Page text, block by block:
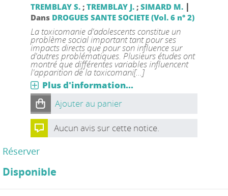
TREMBLAY S.; TREMBLAY J.; SIMARD M. |
Dans DROGUES SANTE SOCIETE (Vol. 6 n° 2)
La toxicomanie d'adolescents constitue un
problème social important tant pour ses
impacts directs que pour son influence sur
d'autres problématiques. Plusieurs études ont
montré que différentes variables influencent
l'apparition de la toxicomani[...]
Plus d'information...
Ajouter au panier
Aucun avis sur cette notice.
Réserver
Disponible